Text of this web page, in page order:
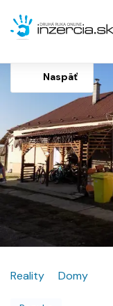
Naspäť
Reality Domy